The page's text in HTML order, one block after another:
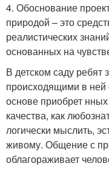
4. Обоснование
природой – это
реалистических
основанных на
В детском саду ребят
происходящими в
основе приобрет
качества, как
логически мыслить,
живому. Общение с
облагораживает